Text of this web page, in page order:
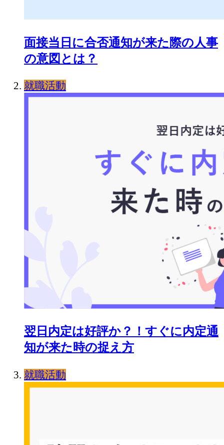
面接当日に合否通知が来た際の人事
の意図とは？
就職活動
翌日内定は好評か？！すぐに内定通
知が来た時の捉え方
就職活動